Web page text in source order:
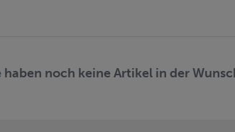
haben noch keine Artikel in der